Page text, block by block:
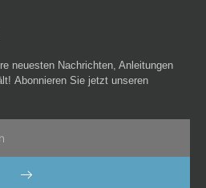
neuesten Nachrichten, Anleitungen
Abonnieren Sie jetzt unseren
SENDEN